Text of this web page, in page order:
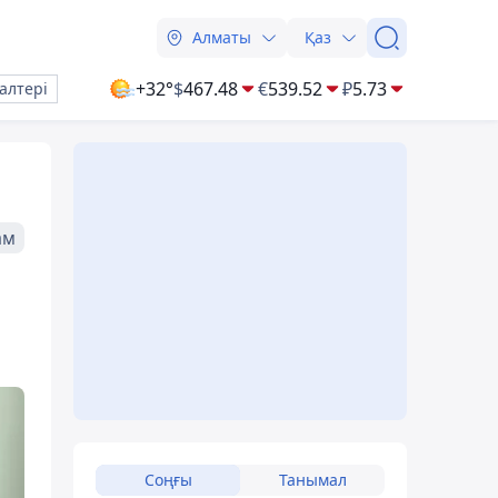
Алматы Қаз
+32°$467.48 €539.52 ₽5.73
Соңғы Танымал